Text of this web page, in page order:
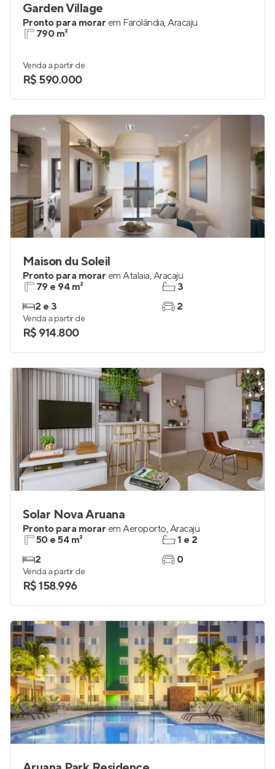
Garden Village
Pronto para morar em Farolândia,Aracaju
790 m²
Venda a partir de
R$ 590.000
Maison du Soleil
Pronto para morar em Atalaia,Aracaju
79 e 94 m²
2 e 3
3
2
Venda a partir de
R$ 914.800
Solar Nova Aruana
Pronto para morar em Aeroporto,Aracaju
50 e 54 m²
2
1 e 2
0
Venda a partir de
R$ 158.996